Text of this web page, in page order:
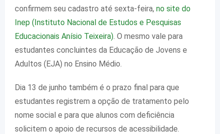
confirmem seu cadastro até sexta-feira, no site do
Inep (Instituto Nacional de Estudos e Pesquisas
Educacionais Anísio Teixeira) . O mesmo vale para
estudantes concluintes da Educação de Jovens e
Adultos (EJA) no Ensino Médio.
Dia 13 de junho também é o prazo final para que
estudantes registrem a opção de tratamento pelo
nome social e para que alunos com deficiência
solicitem o apoio de recursos de acessibilidade.